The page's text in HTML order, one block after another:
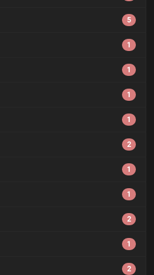
5
1
1
1
1
2
1
1
2
1
2